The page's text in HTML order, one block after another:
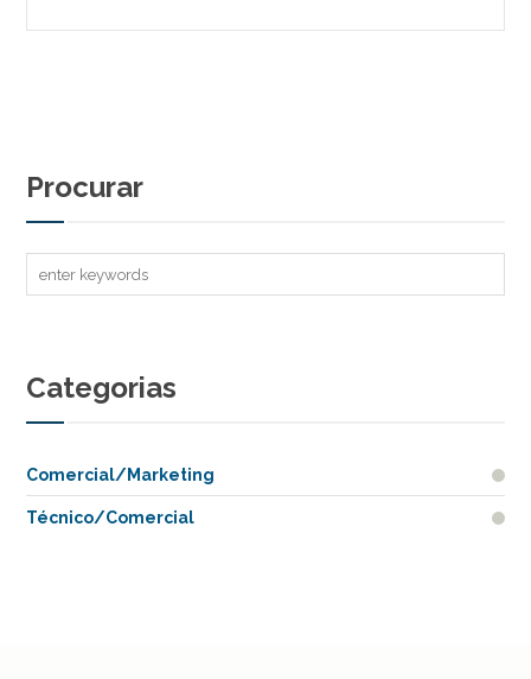
Procurar
Categorias
Comercial/Marketing
Técnico/Comercial